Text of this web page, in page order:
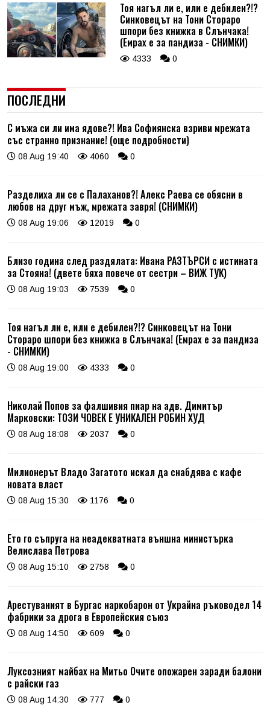
Тоя нагъл ли е, или е дебилен?!?
Синковецът на Тони Стораро
шпори без книжка в Слънчака!
(Емрах е за пандиза - СНИМКИ)
4333 0
ПОСЛЕДНИ
С мъжа си ли има ядове?! Ива Софиянска взриви мрежата
със странно признание! (още подробности)
08 Aug 19:40 4060 0
Разделиха ли се с Палаханов?! Алекс Раева се обясни в
любов на друг мъж, мрежата завря! (СНИМКИ)
08 Aug 19:06 12019 0
Близо година след раздялата: Ивана РАЗТЪРСИ с истината
за Стояна! (двете бяха повече от сестри – ВИЖ ТУК)
08 Aug 19:03 7539 0
Тоя нагъл ли е, или е дебилен?!? Синковецът на Тони
Стораро шпори без книжка в Слънчака! (Емрах е за пандиза
- СНИМКИ)
08 Aug 19:00 4333 0
Николай Попов за фалшивия пиар на адв. Димитър
Марковски: ТОЗИ ЧОВЕК Е УНИКАЛЕН РОБИН ХУД
08 Aug 18:08 2037 0
Милионерът Владо Загатото искал да снабдява с кафе
новата власт
08 Aug 15:30 1176 0
Ето го съпруга на неадекватната външна министърка
Велислава Петрова
08 Aug 15:10 2758 0
Арестуваният в Бургас наркобарон от Украйна ръководел 14
фабрики за дрога в Европейския съюз
08 Aug 14:50 609 0
Луксозният майбах на Митьо Очите опожарен заради балони
с райски газ
08 Aug 14:30 777 0